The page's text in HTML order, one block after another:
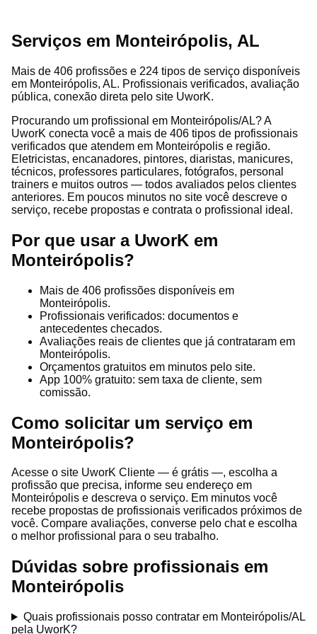
Serviços em Monteirópolis, AL
Mais de 406 profissões e 224 tipos de serviço disponíveis
em Monteirópolis, AL. Profissionais verificados, avaliação
pública, conexão direta pelo site UworK.
Procurando um profissional em Monteirópolis/AL? A
UworK conecta você a mais de 406 tipos de profissionais
verificados que atendem em Monteirópolis e região.
Eletricistas, encanadores, pintores, diaristas, manicures,
técnicos, professores particulares, fotógrafos, personal
trainers e muitos outros — todos avaliados pelos clientes
anteriores. Em poucos minutos no site você descreve o
serviço, recebe propostas e contrata o profissional ideal.
Por que usar a UworK em
Monteirópolis?
Mais de 406 profissões disponíveis em
Monteirópolis.
Profissionais verificados: documentos e
antecedentes checados.
Avaliações reais de clientes que já contrataram em
Monteirópolis.
Orçamentos gratuitos em minutos pelo site.
App 100% gratuito: sem taxa de cliente, sem
comissão.
Como solicitar um serviço em
Monteirópolis?
Acesse o site UworK Cliente — é grátis —, escolha a
profissão que precisa, informe seu endereço em
Monteirópolis e descreva o serviço. Em minutos você
recebe propostas de profissionais verificados próximos de
você. Compare avaliações, converse pelo chat e escolha
o melhor profissional para o seu trabalho.
Dúvidas sobre profissionais em
Monteirópolis
Quais profissionais posso contratar em Monteirópolis/AL
pela UworK?